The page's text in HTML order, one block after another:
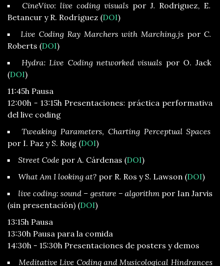
CineVivo: live coding visuals por J. Rodriguez, E.
Betancur y R. Rodríguez (DOI)
Live Coding Ray Marchers with Marching.js por C.
Roberts (DOI)
Hydra: Live Coding networked visuals por O. Jack
(DOI)
11:45h Pausa
12:00h - 13:15h Presentaciones: práctica performativa
del live coding
Tweaking Parameters, Charting Perceptual Spaces
por I. Paz y S. Roig (DOI)
Street Code por A. Cárdenas (DOI)
What Am I looking at? por R. Ros y S. Lawson (DOI)
live coding: sound – gesture – algorithmpor Ian Jarvis
(sin presentación) (DOI)
13:15h Pausa
13:30h Pausa para la comida
14:30h - 15:30h Presentaciones de posters y demos
Meditative Live Coding and Musicological Hindrances